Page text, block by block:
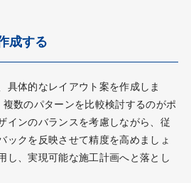
成する
具体的なレイアウト案を作成しま
数のパターンを比較検討するのがポ
インのバランスを考慮しながら、従
ックを反映させて精度を高めましょ
し、実現可能な施工計画へと落とし